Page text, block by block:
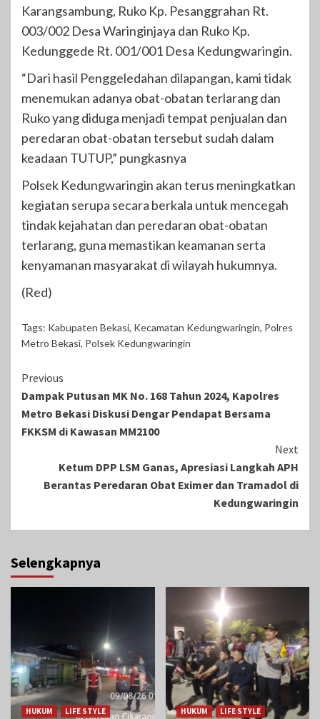
Karangsambung, Ruko Kp. Pesanggrahan Rt.
003/002 Desa Waringinjaya dan Ruko Kp.
Kedunggede Rt. 001/001 Desa Kedungwaringin.
“Dari hasil Penggeledahan dilapangan, kami tidak
menemukan adanya obat-obatan terlarang dan
Ruko yang diduga menjadi tempat penjualan dan
peredaran obat-obatan tersebut sudah dalam
keadaan TUTUP,” pungkasnya
Polsek Kedungwaringin akan terus meningkatkan
kegiatan serupa secara berkala untuk mencegah
tindak kejahatan dan peredaran obat-obatan
terlarang, guna memastikan keamanan serta
kenyamanan masyarakat di wilayah hukumnya.
(Red)
Tags: Kabupaten Bekasi, Kecamatan Kedungwaringin, Polres
Metro Bekasi, Polsek Kedungwaringin
Continue
Reading
Previous
Dampak Putusan MK No. 168 Tahun 2024, Kapolres
Metro Bekasi Diskusi Dengar Pendapat Bersama
FKKSM di Kawasan MM2100
Next
Ketum DPP LSM Ganas, Apresiasi Langkah APH
Berantas Peredaran Obat Eximer dan Tramadol di
Kedungwaringin
Selengkapnya
HUKUM
LIFE STYLE
HUKUM
LIFE STYLE